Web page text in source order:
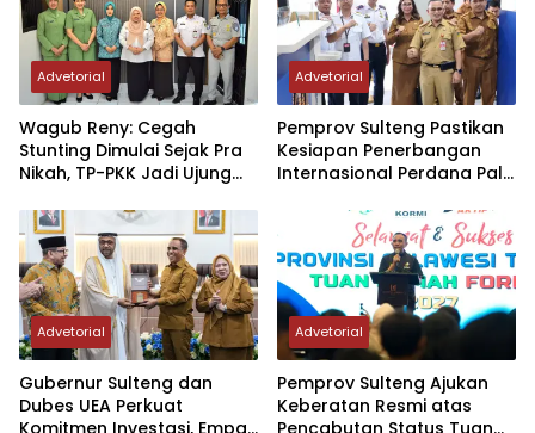
Advetorial
Wagub Reny: Cegah
Stunting Dimulai Sejak Pra
Nikah, TP-PKK Jadi Ujung
Advetorial
Pemprov Sulteng Pastikan
Kesiapan Penerbangan
Internasional Perdana Palu
Advetorial
Gubernur Sulteng dan
Dubes UEA Perkuat
Komitmen Investasi, Empat
Advetorial
Pemprov Sulteng Ajukan
Keberatan Resmi atas
Pencabutan Status Tuan